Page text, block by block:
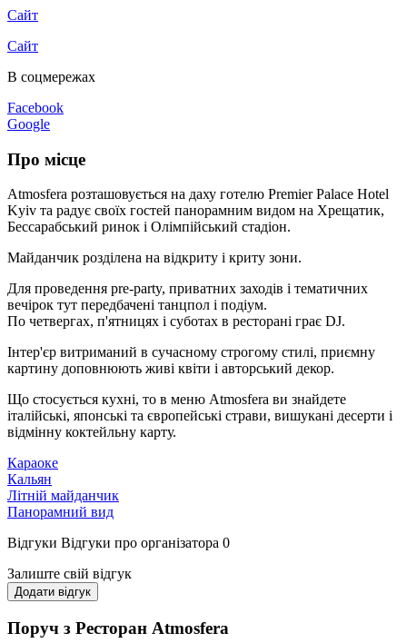
Сайт
Сайт
В соцмережах
Facebook
Google
Про місце
Atmosfera розташовується на даху готелю Premier Palace Hotel
Kyiv та радує своїх гостей панорамним видом на Хрещатик,
Бессарабський ринок і Олімпійський стадіон.
Майданчик розділена на відкриту і криту зони.
Для проведення pre-party, приватних заходів і тематичних
вечірок тут передбачені танцпол і подіум.
По четвергах, п'ятницях і суботах в ресторані грає DJ.
Інтер'єр витриманий в сучасному строгому стилі, приємну
картину доповнюють живі квіти і авторський декор.
Що стосується кухні, то в меню Atmosfera ви знайдете
італійські, японські та європейські страви, вишукані десерти і
відмінну коктейльну карту.
Караоке
Кальян
Літній майданчик
Панорамний вид
Відгуки Відгуки про організатора 0
Залиште свій відгук
Додати відгук
Поруч з Ресторан Atmosfera